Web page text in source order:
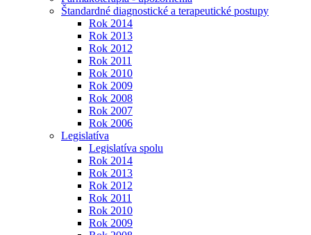
Štandardné diagnostické a terapeutické postupy
Rok 2014
Rok 2013
Rok 2012
Rok 2011
Rok 2010
Rok 2009
Rok 2008
Rok 2007
Rok 2006
Legislatíva
Legislatíva spolu
Rok 2014
Rok 2013
Rok 2012
Rok 2011
Rok 2010
Rok 2009